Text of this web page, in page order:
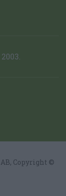
, Copyright ©